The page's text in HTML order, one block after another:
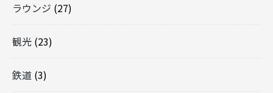
ラウンジ (27)
観光 (23)
鉄道 (3)